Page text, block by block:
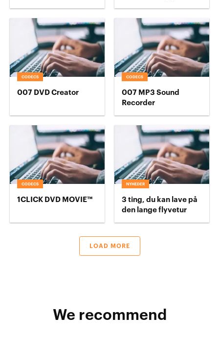
CODECS
007 DVD Creator
CODECS
007 MP3 Sound
Recorder
CODECS
1CLICK DVD MOVIE™
NYHEDER
3 ting, du kan lave på
den lange flyvetur
LOAD MORE
We recommend